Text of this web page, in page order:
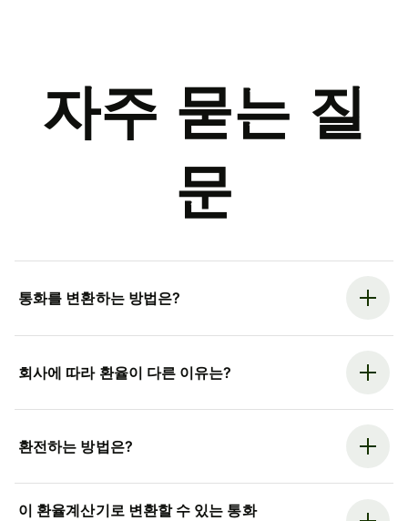
자주 묻는 질
문
통화를 변환하는 방법은?
회사에 따라 환율이 다른 이유는?
환전하는 방법은?
이 환율계산기로 변환할 수 있는 통화